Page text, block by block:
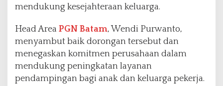
mendukung kesejahteraan keluarga.
Head Area PGN Batam, Wendi Purwanto,
menyambut baik dorongan tersebut dan
menegaskan komitmen perusahaan dalam
mendukung peningkatan layanan
pendampingan bagi anak dan keluarga pekerja.